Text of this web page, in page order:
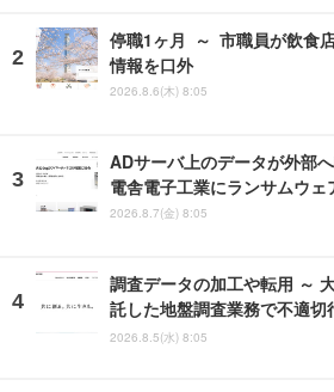
停職1ヶ月 ～ 市職員が飲食
情報を口外
2026.8.6(木) 8:05
ADサーバ上のデータが外部
電舎電子工業にランサムウェ
2026.8.7(金) 8:05
調査データの加工や転用 ～
託した地盤調査業務で不適切
2026.8.5(水) 8:05